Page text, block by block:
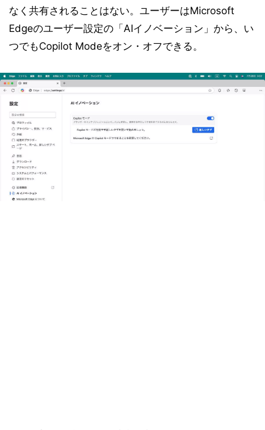
なく共有されることはない。ユーザーはMicrosoft
Edgeのユーザー設定の「AIイノベーション」から、い
つでもCopilot Modeをオン・オフできる。